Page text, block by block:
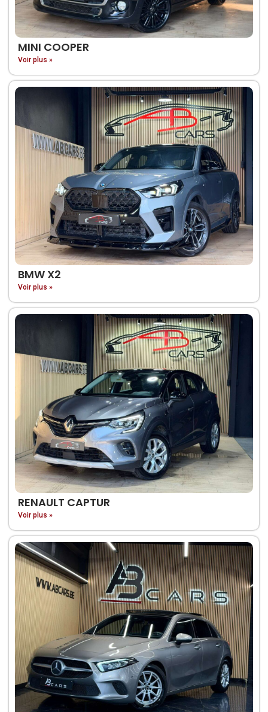
MINI COOPER
Voir plus »
BMW X2
Voir plus »
RENAULT CAPTUR
Voir plus »